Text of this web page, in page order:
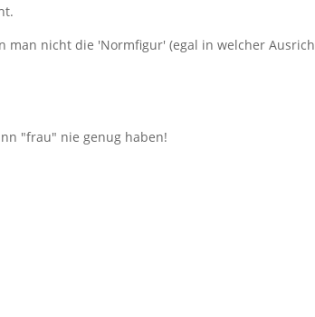
man nicht die 'Normfigur' (egal in welcher
"frau" nie genug haben!